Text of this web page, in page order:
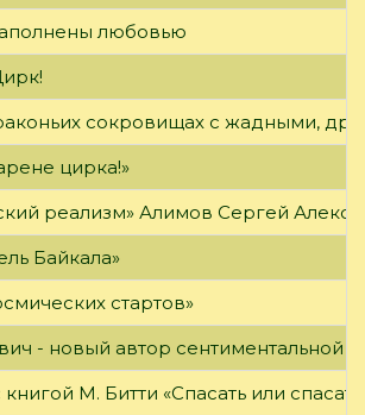
любовью
сокровищах с жадными,
цирка!»
реализм» Алимов Сергей
Байкала»
стартов»
- новый автор сентиментальной
М. Битти «Спасать или